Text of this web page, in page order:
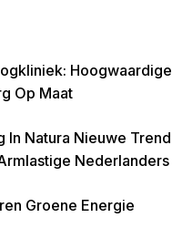
Hoogwaardige
Op Maat
In Natura Nieuwe Trend
Nederlanders
Groene Energie